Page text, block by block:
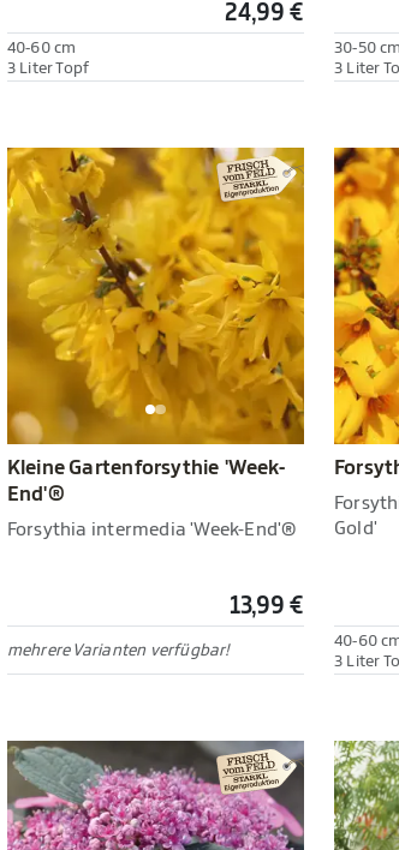
24,99 €
40-60 cm
3 Liter Topf
30-50 cm
3 Liter
Kleine Gartenforsythie 'Week-
End'®
Forsythia intermedia 'Week-End'®
13,99 €
mehrere Varianten verfügbar!
Gold'
40-60
3 Liter